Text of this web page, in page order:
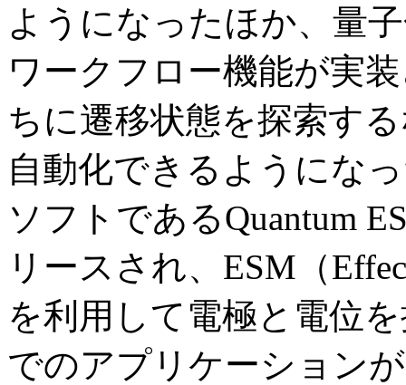
ようになったほか、量
ワークフロー機能が実
ちに遷移状態を探索す
自動化できるようにな
ソフトであるQuantum
リースされ、ESM（
を利用して電極と電位
でのアプリケーション